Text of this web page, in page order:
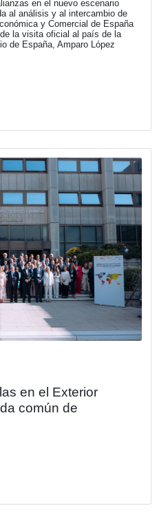
de Estado de
Amparo López
y la construcción
orden
impulsaron un
los desafíos de la
Argentina acogió el encuentro
Económica y Comercial
de la visita oficial al
de España, Amparo